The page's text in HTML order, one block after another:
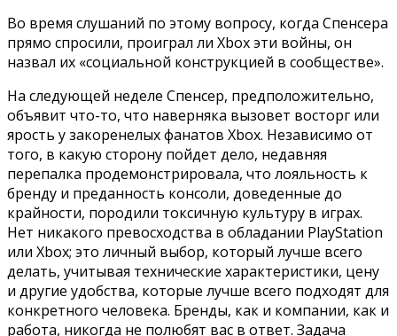
Во время слушаний по этому вопросу, когда Спенсера
прямо спросили, проиграл ли Xbox эти войны, он
назвал их «социальной конструкцией в сообществе».
На следующей неделе Спенсер, предположительно,
объявит что-то, что наверняка вызовет восторг или
ярость у закоренелых фанатов Xbox. Независимо от
того, в какую сторону пойдет дело, недавняя
перепалка продемонстрировала, что лояльность к
бренду и преданность консоли, доведенные до
крайности, породили токсичную культуру в играх.
Нет никакого превосходства в обладании PlayStation
или Xbox; это личный выбор, который лучше всего
делать, учитывая технические характеристики, цену
и другие удобства, которые лучше всего подходят для
конкретного человека. Бренды, как и компании, как и
работа, никогда не полюбят вас в ответ. Задача